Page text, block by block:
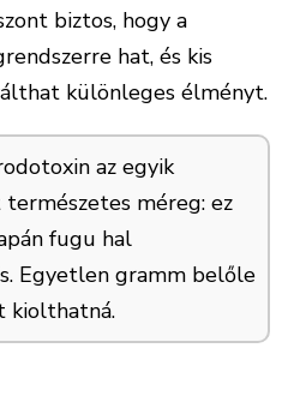
biztos, hogy a
hat, és kis
különleges élményt.
az egyik
méreg: ez
fugu hal
Egyetlen gramm belőle
kiolthatná.